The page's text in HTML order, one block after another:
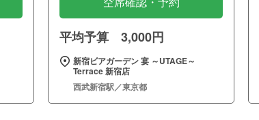
平均予算 3,000円
新宿ビアガーデン 宴 ～UTAGE～
Terrace 新宿店
西武新宿駅／東京都